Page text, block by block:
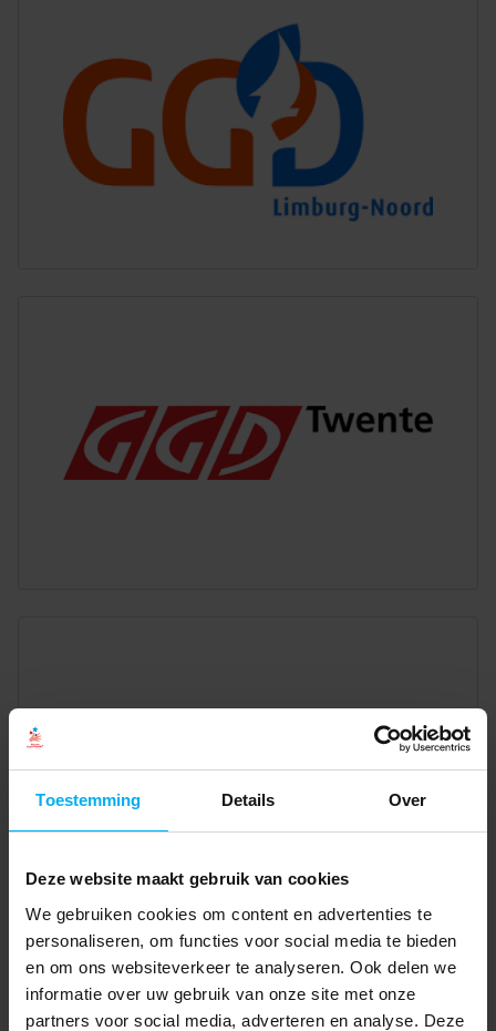
Toestemming Details Over
Deze website maakt gebruik van cookies
We gebruiken cookies om content en advertenties te
personaliseren, om functies voor social media te bieden
en om ons websiteverkeer te analyseren. Ook delen we
informatie over uw gebruik van onze site met onze
partners voor social media, adverteren en analyse. Deze